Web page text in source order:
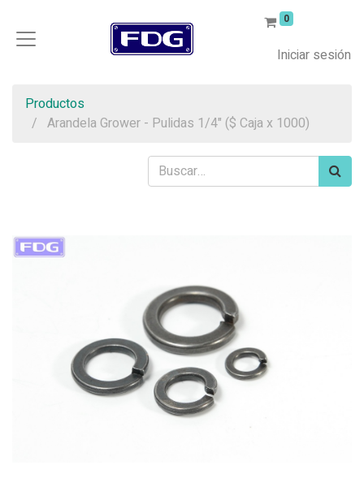
0
Iniciar sesión
Productos
Arandela Grower - Pulidas 1/4" ($ Caja x 1000)